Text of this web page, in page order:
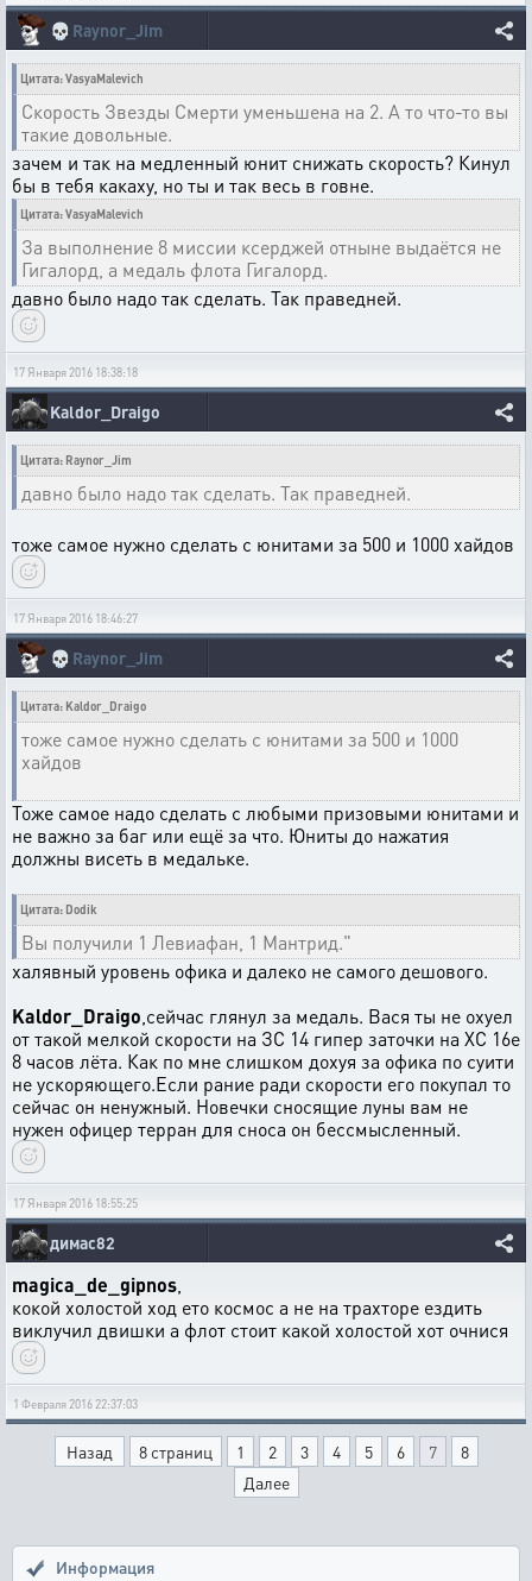
💀 Raynor_Jim
Цитата: VasyaMalevich
Скорость Звезды Смерти уменьшена на 2. А то что-то вы
такие довольные.
зачем и так на медленный юнит снижать скорость? Кинул
бы в тебя какаху, но ты и так весь в говне.
Цитата: VasyaMalevich
За выполнение 8 миссии ксерджей отныне выдаётся не
Гигалорд, а медаль флота Гигалорд.
давно было надо так сделать. Так праведней.
17 Января 2016 18:38:18
Kaldor_Draigo
Цитата: Raynor_Jim
давно было надо так сделать. Так праведней.
тоже самое нужно сделать с юнитами за 500 и 1000 хайдов
17 Января 2016 18:46:27
💀 Raynor_Jim
Цитата: Kaldor_Draigo
тоже самое нужно сделать с юнитами за 500 и 1000
хайдов
Тоже самое надо сделать с любыми призовыми юнитами и
не важно за баг или ещё за что. Юниты до нажатия
должны висеть в медальке.
Цитата: Dodik
Вы получили 1 Левиафан, 1 Мантрид."
халявный уровень офика и далеко не самого дешового.
Kaldor_Draigo,сейчас глянул за медаль. Вася ты не охуел
от такой мелкой скорости на ЗС 14 гипер заточки на ХС 16е
8 часов лёта. Как по мне слишком дохуя за офика по суити
не ускоряющего.Если рание ради скорости его покупал то
сейчас он ненужный. Новечки сносящие луны вам не
нужен офицер терран для сноса он бессмысленный.
17 Января 2016 18:55:25
димас82
magica_de_gipnos,
кокой холостой ход ето космос а не на трахторе ездить
виклучил двишки а флот стоит какой холостой хот очнися
1 Февраля 2016 22:37:03
Назад 8 страниц 1 2 3 4 5 6 7
8
Далее
Информация